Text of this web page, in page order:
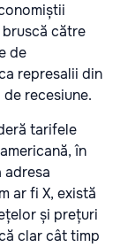
către
de
represalii din
recesiune.
tarifele
în
adresa
ar fi X, există
și prețuri
clar cât timp